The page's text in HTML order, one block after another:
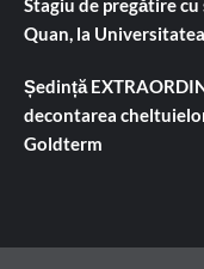
Stagiu de pregătire
Quan, la
Ședință
decontarea
Goldterm